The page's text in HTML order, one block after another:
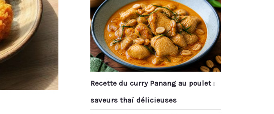
Recette du curry Panang au poulet :
saveurs thaï délicieuses